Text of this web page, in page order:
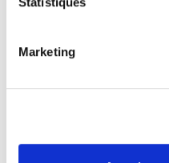
Marketing